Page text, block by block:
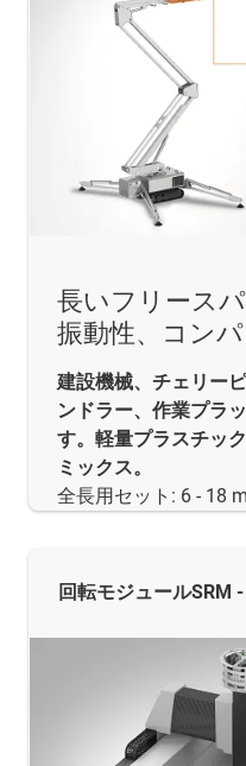
長いフリース
振動性、コンパ
建設機械、チェリー
ンドラー、作業プラ
す。軽量プラスチッ
ミックス。
全長用セット: 6 - 18 m
回転モジュールSRM -